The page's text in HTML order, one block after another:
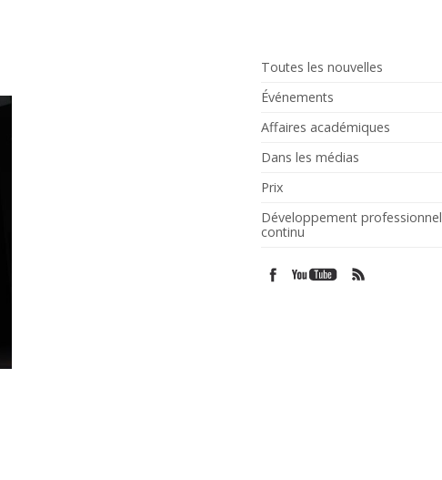
Toutes les nouvelles
Événements
Affaires académiques
Dans les médias
Prix
Développement professionnel
continu